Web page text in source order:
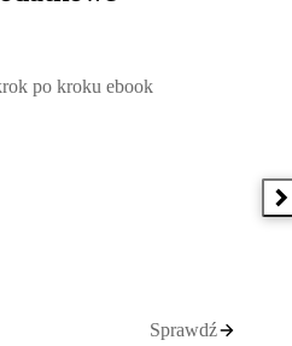
kroku ebook, Patrycja Kubiesa -
po kroku ebook
Sprawdź